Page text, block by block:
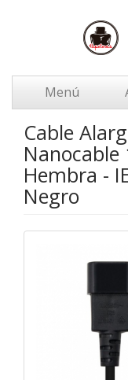
Menú
Cable
Nanocable
Hembra -
Negro